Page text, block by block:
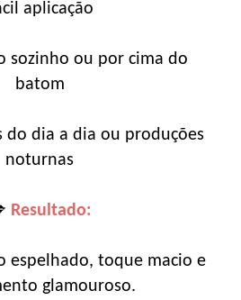
aplicação
sozinho ou por cima do
batom
do dia a dia ou produções
noturnas
Resultado:
espelhado, toque macio e
glamouroso.